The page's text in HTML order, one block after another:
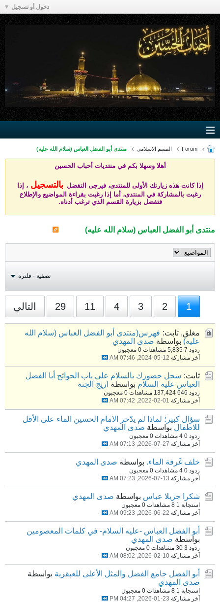
دخول أو تسجيل
Forum القسم الاسلامي منتدى أبو الفضل العباس (سلام الله عليه)
أهلا وسهلا بكم في منتديات أحباب الحسين
إذا كانت هذه زيارتك الأولى للمنتدى، فيرجى التفضل بالتسجيل ، إذا
رغبت بالمشاركة في المنتدى، أما إذا رغبت بقراءة المواضيع والإطلاع
فتفضل بزيارة القسم الذي ترغب أدناه.
منتدى أبو الفضل العباس (سلام الله عليه)
تصفية - فلترة
1
2
3
4
11
29 التالي
مغلق, ثابت: فهرس(منتدى أبو الفضل العباس (سلام الله
عليه) بواسطة صدى المهدي
ردود 7 5,835 مشاهدات
0 معجبون
آخر مشاركة 12-05-2024, 07:46 AM
ثابت: سجل حضورك بالسلام على باب الحوائج أبا الفضل
العباس عليه السلام بواسطة اريج الجنه
ردود 646 137,424 مشاهدات
0 معجبون
آخر مشاركة 01-02-2022, 07:42 AM
سؤال كبير؛ لماذا لم يدّخر الامام الحسين الماء على الأقل
للاطفال بواسطة صدى المهدي
ردود 0 4 مشاهدات
0 معجبون
آخر مشاركة 27-07-2026, 07:13 AM
خلف غَرفة الماء. بواسطة صدى المهدي
ردود 0 4 مشاهدات
0 معجبون
آخر مشاركة 13-07-2026, 07:23 AM
شكرا جزيلا عباس بواسطة صدى المهدي
استجابة 1 8 مشاهدات
0 معجبون
آخر مشاركة 22-06-2026, 09:23 AM
أبو الفضل العباس -عليه السلام- في كلمات المعصومين
بواسطة صدى المهدي
ردود 3 30 مشاهدات
0 معجبون
آخر مشاركة 10-02-2026, 08:02 AM
أبو الفضل جامع الفضل والمثل الأعلى للعبقرية بواسطة
صدى المهدي
استجابة 1 8 مشاهدات
0 معجبون
آخر مشاركة 23-01-2026, 04:27 PM